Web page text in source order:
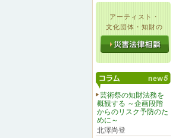
アーティスト・
文化団体・知財の
芸術祭の知財法務を
概観する ～企画段階
からのリスク予防のた
めに～
北澤尚登